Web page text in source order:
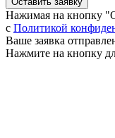
Нажимая на кнопку
c Политикой
Ваше заявка
Нажмите на кнопку